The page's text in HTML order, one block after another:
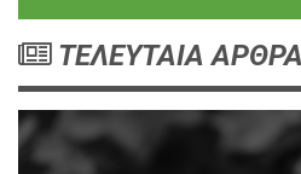
ΤΕΛΕΥΤΑΙΑ ΑΡΘΡΑ